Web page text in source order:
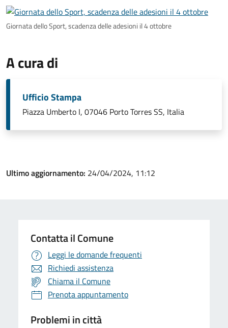
Giornata dello Sport, scadenza delle adesioni il 4 ottobre
A cura di
Ufficio Stampa
Piazza Umberto I, 07046 Porto Torres SS, Italia
Ultimo aggiornamento: 24/04/2024, 11:12
Contatta il Comune
Leggi le domande frequenti
Richiedi assistenza
Chiama il Comune
Prenota appuntamento
Problemi in città